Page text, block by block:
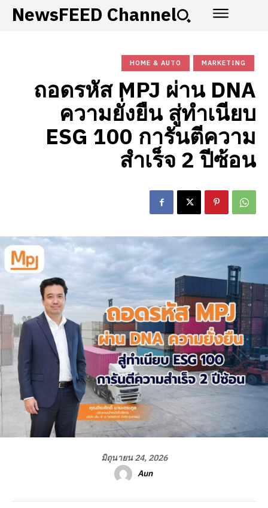
NewsFEED Channel
HOME & AUTO MARKETING
ถอดรหัส MPJ ผ่าน DNA
ความยั่งยืน สู่ทำเนียบ
ESG 100 การันตีความ
สำเร็จ 2 ปีซ้อน
มิถุนายน 24, 2026
Aun